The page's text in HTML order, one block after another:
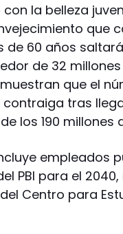
la belleza
que
de 60 años
de 32
que el
tras
los 190 millones
empleados
PBI para el
Centro para